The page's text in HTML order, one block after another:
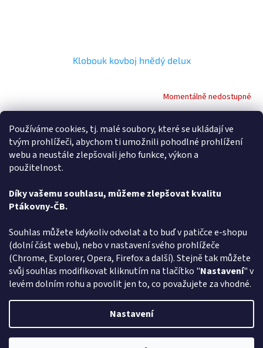
Používáme cookies, tj. malé soubory, které se ukládají ve
tvým prohlížeči, abychom ti umožnili pohodlné prohlížení
webu a neustále zlepšovali jeho funkce, výkon a
použitelnost.
Díky vašemu souhlasu, můžeme zlepšovat kvalitu
Ptákovny-ČB.
Souhlas můžete kdykoliv odvolat a to buď v patičce e-shopu
(dolní část webu), nebo v nastavení svého prohlížeče
(Chrome, Explorer, Opera, Firefox a další). Stejně tak můžete
svůj souhlas modifikovat kliknutím na tlačítko "Nastavení" v
levém dolním rohu a povolit jen to, co považujete za vhodné.
Nastavení
Klobouk kovboj hnědý delux
Momentálně nedostupné
297 Kč DETAIL
Máte rádi legraci a hledáte - Klobouk kovboj - vyberte si v rodinném
e-shopu ptakoviny-cb.cz. Doručujeme po celé České republice.
Krásně zpracovaný hnědý kovbojský klobouk...
l
á
d
a
c
í
v
k
y
6položek celkem
Způsob ověřování recenzí
Copyright 2026Ptákoviny-CB. Všechna práva vyhrazena.Upravit